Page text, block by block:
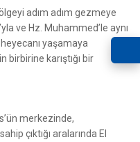
adım adım gezmeye
ve Hz. Muhammed’le aynı
yaşamaya
birbirine karıştığı bir
merkezinde,
çıktığı aralarında El